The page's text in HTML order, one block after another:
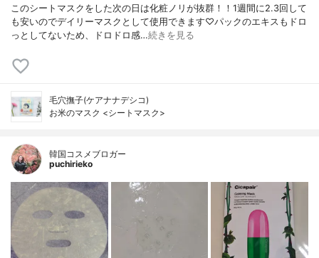
このシートマスクをした次の日は化粧ノリが抜群！！1週間に2.3回して
も安いのでデイリーマスクとして使用できます♡パックのエキスもドロ
っとしてないため、ドロドロ感…続きを見る
毛穴撫子(ケアナナデシコ)
お米のマスク <シートマスク>
韓国コスメブロガー
puchirieko